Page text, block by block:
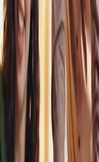
colaborativa posiciona a
tendências de mercado,
para os clientes.
também fomenta um
negócios e profissionais,
e soluções criativas.
ecossistema de
promove o uso mais
para a redução do
Esses elementos
que compartilham